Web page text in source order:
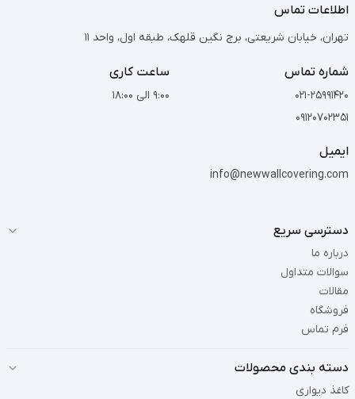
اطلاعات تماس
تهران، خیابان شریعتی، برج نگین قلهک، طبقه اول، واحد 11
شماره تماس
021-25991420
09120702351
ساعت کاری
9:00 الی 18:00
ایمیل
info@newwallcovering.com
دسترسی سریع
درباره ما
سوالات متداول
مقالات
فروشگاه
فرم تماس
دسته بندی محصولات
کاغذ دیواری